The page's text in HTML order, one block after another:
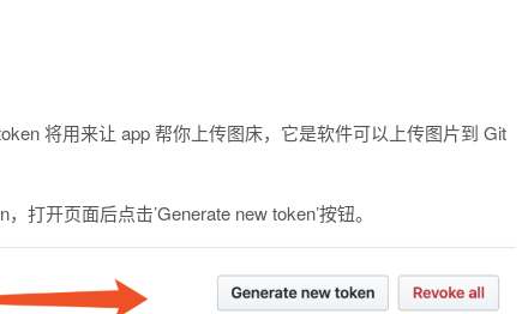
将用来让 app 帮你上传图床，它是软件可以上传图片到 Git
打开页面后点击’Generate new token’按钮。